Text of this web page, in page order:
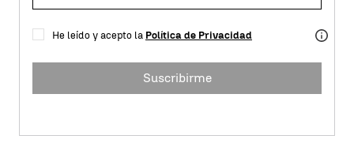
He leído y acepto la Política de Privacidad
Suscribirme